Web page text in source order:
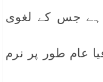
جس کے لغوی
عام طور پر نرم